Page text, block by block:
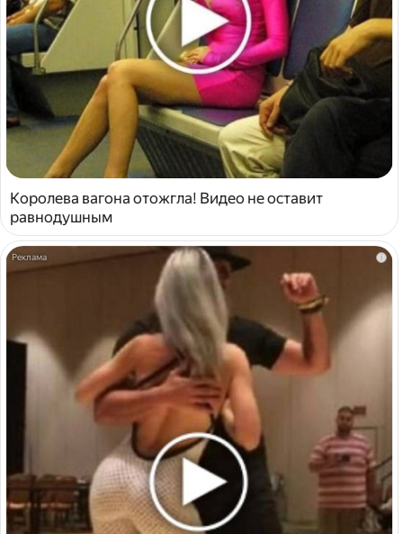
Королева вагона отожгла! Видео не оставит
равнодушным
i